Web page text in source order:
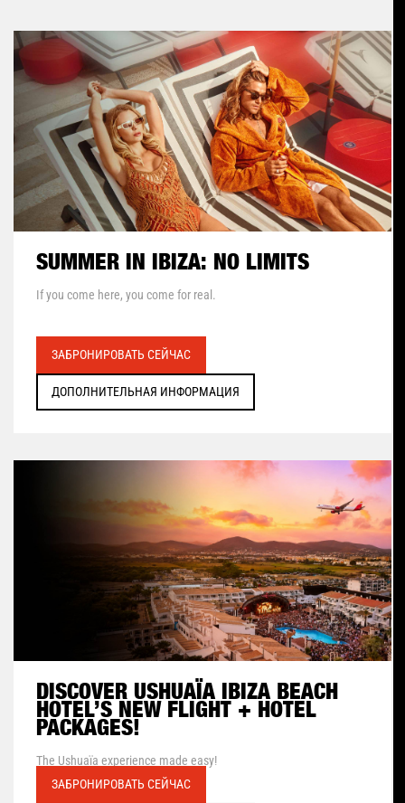
SUMMER IN IBIZA: NO LIMITS
If you come here, you come for real.
ЗАБРОНИРОВАТЬ СЕЙЧАС
ДОПОЛНИТЕЛЬНАЯ ИНФОРМАЦИЯ
DISCOVER USHUAÏA IBIZA BEACH
HOTEL’S NEW FLIGHT + HOTEL
PACKAGES!
The Ushuaïa experience made easy!
ЗАБРОНИРОВАТЬ СЕЙЧАС